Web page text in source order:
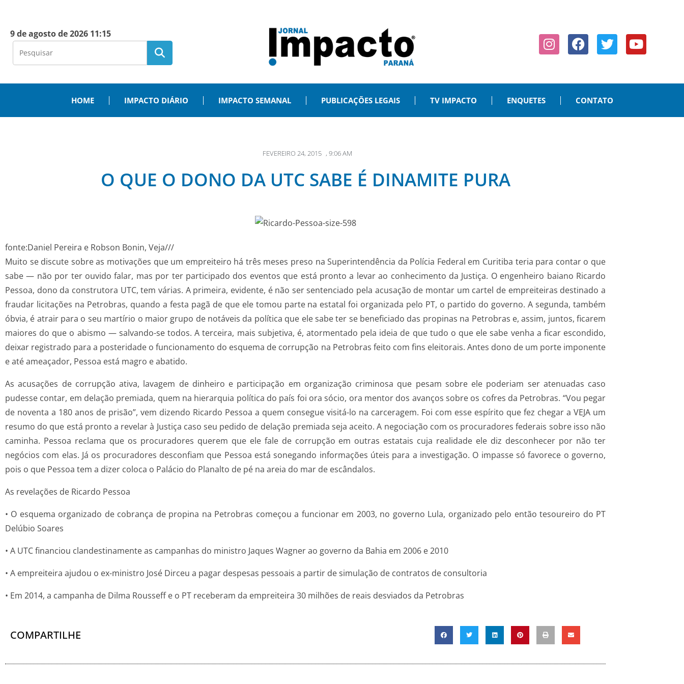
9 de agosto de 2026 11:15
HOME IMPACTO DIÁRIO IMPACTO SEMANAL PUBLICAÇÕES LEGAIS TV IMPACTO ENQUETES CONTATO
FEVEREIRO 24, 2015 , 9:06 AM
O QUE O DONO DA UTC SABE É DINAMITE PURA
fonte:Daniel Pereira e Robson Bonin, Veja///
Muito se discute sobre as motivações que um empreiteiro há três meses preso na Superintendência da Polícia Federal em Curitiba teria para contar o que
sabe — não por ter ouvido falar, mas por ter participado dos eventos que está pronto a levar ao conhecimento da Justiça. O engenheiro baiano Ricardo
Pessoa, dono da construtora UTC, tem várias. A primeira, evidente, é não ser sentenciado pela acusação de montar um cartel de empreiteiras destinado a
fraudar licitações na Petrobras, quando a festa pagã de que ele tomou parte na estatal foi organizada pelo PT, o partido do governo. A segunda, também
óbvia, é atrair para o seu martírio o maior grupo de notáveis da política que ele sabe ter se beneficiado das propinas na Petrobras e, assim, juntos, ficarem
maiores do que o abismo — salvando-se todos. A terceira, mais subjetiva, é, atormentado pela ideia de que tudo o que ele sabe venha a ficar escondido,
deixar registrado para a posteridade o funcionamento do esquema de corrupção na Petrobras feito com fins eleitorais. Antes dono de um porte imponente
e até ameaçador, Pessoa está magro e abatido.
As acusações de corrupção ativa, lavagem de dinheiro e participação em organização criminosa que pesam sobre ele poderiam ser atenuadas caso
pudesse contar, em delação premiada, quem na hierarquia política do país foi ora sócio, ora mentor dos avanços sobre os cofres da Petrobras. “Vou pegar
de noventa a 180 anos de prisão”, vem dizendo Ricardo Pessoa a quem consegue visitá-lo na carceragem. Foi com esse espírito que fez chegar a VEJA um
resumo do que está pronto a revelar à Justiça caso seu pedido de delação premiada seja aceito. A negociação com os procuradores federais sobre isso não
caminha. Pessoa reclama que os procuradores querem que ele fale de corrupção em outras estatais cuja realidade ele diz desconhecer por não ter
negócios com elas. Já os procuradores desconfiam que Pessoa está sonegando informações úteis para a investigação. O impasse só favorece o governo,
pois o que Pessoa tem a dizer coloca o Palácio do Planalto de pé na areia do mar de escândalos.
As revelações de Ricardo Pessoa
• O esquema organizado de cobrança de propina na Petrobras começou a funcionar em 2003, no governo Lula, organizado pelo então tesoureiro do PT
Delúbio Soares
• A UTC financiou clandestinamente as campanhas do ministro Jaques Wagner ao governo da Bahia em 2006 e 2010
• A empreiteira ajudou o ex-ministro José Dirceu a pagar despesas pessoais a partir de simulação de contratos de consultoria
• Em 2014, a campanha de Dilma Rousseff e o PT receberam da empreiteira 30 milhões de reais desviados da Petrobras
COMPARTILHE